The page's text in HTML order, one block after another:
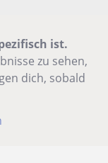
ist.
zu sehen,
dich, sobald